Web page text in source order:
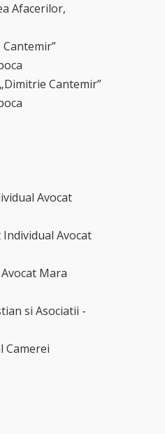
Afacerilor,
Cantemir”
Avocat
Avocat
Mara
si Asociatii -
Camerei